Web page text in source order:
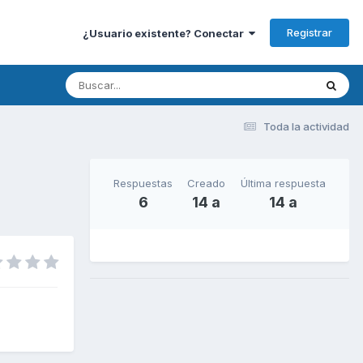
¿Usuario existente? Conectar Registrar
Toda la actividad
Respuestas
6
Creado
14 a
Última respuesta
14 a